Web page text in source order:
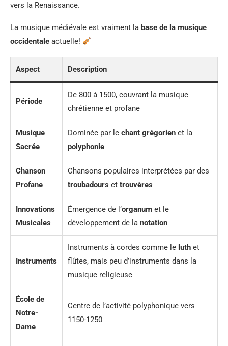
vers la Renaissance.
La musique médiévale est vraiment la base de la musique
occidentale actuelle!
Aspect Description
Période
De 800 à 1500, couvrant la musique
chrétienne et profane
Musique
Sacrée
Dominée par le chant grégorien et la
polyphonie
Chanson
Profane
Chansons populaires interprétées par des
troubadours et trouvères
Innovations
Musicales
Émergence de l’organum et le
développement de la notation
Instruments
Instruments à cordes comme le luth et
flûtes, mais peu d’instruments dans la
musique religieuse
École de
Notre-
Dame
Centre de l’activité polyphonique vers
1150-1250